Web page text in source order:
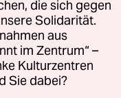
Richtlinien
AGB
die sich gegen
Solidarität.
aus
im Zentrum“ –
Kulturzentren
Sie dabei?